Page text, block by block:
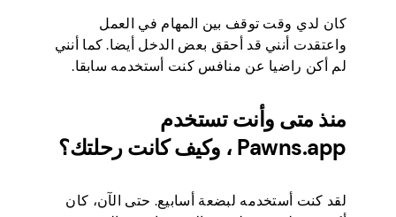
كان لدي وقت توقف بين المهام في العمل
واعتقدت أنني قد أحقق بعض الدخل أيضا. كما أنني
لم أكن راضيا عن منافس كنت أستخدمه سابقا.
منذ متى وأنت تستخدم
Pawns.app ، وكيف كانت رحلتك؟
لقد كنت أستخدمه لبضعة أسابيع. حتى الآن، كان